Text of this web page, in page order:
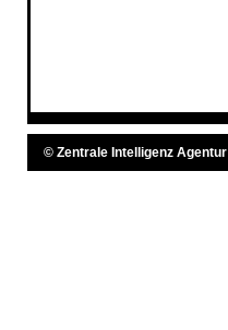
© Zentrale Intelligenz Agentur